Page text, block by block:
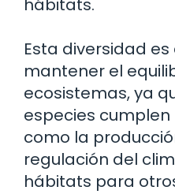
hábitats.
Esta diversidad
mantener el
ecosistemas, ya
especies
como la
regulación del
hábitats para